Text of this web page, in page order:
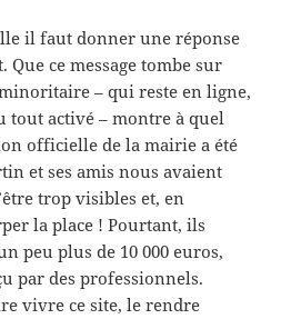
il faut donner une réponse
Que ce message tombe sur
– qui reste en ligne,
tout activé – montre à quel
officielle de la mairie a été
et ses amis nous avaient
trop visibles et, en
la place ! Pourtant, ils
peu plus de 10 000 euros,
par des professionnels.
vivre ce site, le rendre